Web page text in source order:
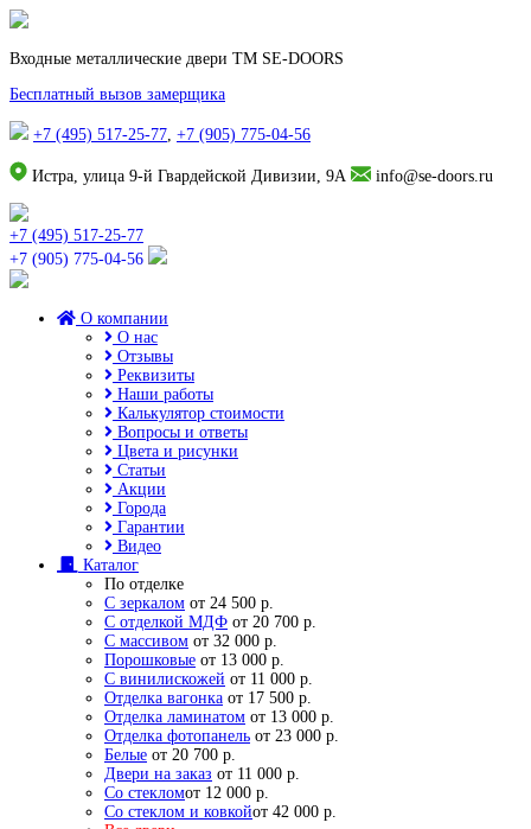
Входные металлические двери TM SE-DOORS
Бесплатный вызов замерщика
+7 (495) 517-25-77, +7 (905) 775-04-56
Истра, улица 9-й Гвардейской Дивизии, 9А info@se-doors.ru
+7 (495) 517-25-77
+7 (905) 775-04-56
О компании
О нас
Отзывы
Реквизиты
Наши работы
Калькулятор стоимости
Вопросы и ответы
Цвета и рисунки
Статьи
Акции
Города
Гарантии
Видео
Каталог
По отделке
С зеркалом от 24 500 р.
С отделкой МДФ от 20 700 р.
С массивом от 32 000 р.
Порошковые от 13 000 р.
С винилискожей от 11 000 р.
Отделка вагонка от 17 500 р.
Отделка ламинатом от 13 000 р.
Отделка фотопанель от 23 000 р.
Белые от 20 700 р.
Двери на заказ от 11 000 р.
Со стекломот 12 000 р.
Со стеклом и ковкойот 42 000 р.